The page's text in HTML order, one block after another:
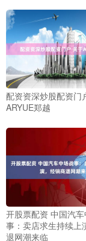
配资资深炒股配资门
ARYUE郑越
开股票配资 中国汽
事：卖店求生持续上
退网潮来临